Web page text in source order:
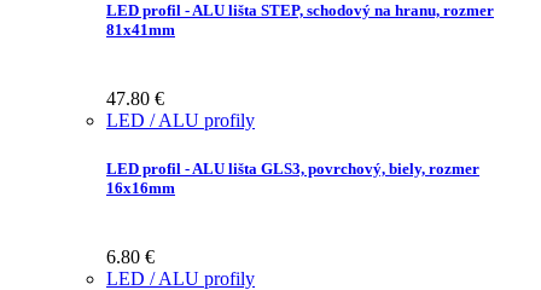
LED profil - ALU lišta STEP, schodový na hranu, rozmer
81x41mm
47.80 €
LED / ALU profily
LED profil - ALU lišta GLS3, povrchový, biely, rozmer
16x16mm
6.80 €
LED / ALU profily